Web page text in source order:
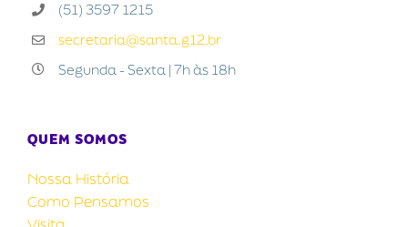
(51) 3597 1215
secretaria@santa.g12.br
Segunda - Sexta | 7h às 18h
QUEM SOMOS
Nossa História
Como Pensamos